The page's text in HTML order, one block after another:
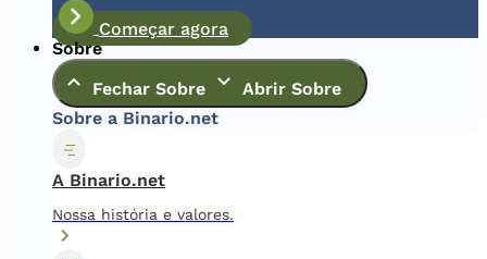
Começar agora
Sobre
Fechar Sobre
Abrir Sobre
Sobre a Binario.net
A Binario.net
Nossa história e valores.